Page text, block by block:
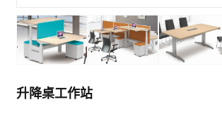
升降桌工作站